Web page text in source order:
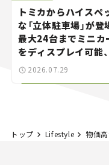
トミカからハイスペ
な「立体駐車場」が登
最大24台までミニカ
をディスプレイ可能
別な「日産 GT-R
2026.07.29
トップ Lifestyle 物価高が直撃する食費と